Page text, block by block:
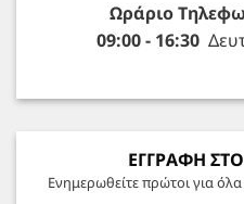
Ωράριο
09:00 - 16:30
ΕΓΓΡΑΦΗ ΣΤΟ
Ενημερωθείτε πρώτοι για